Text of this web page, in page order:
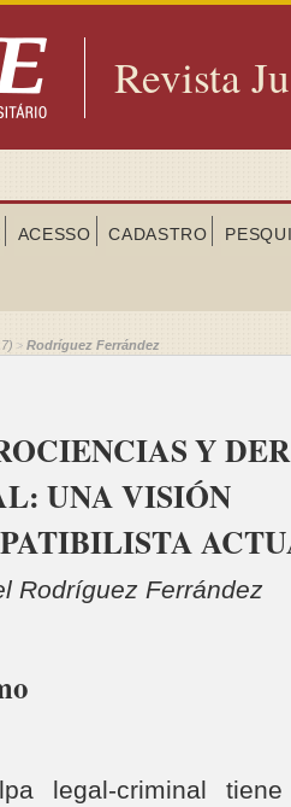
Revista
ACESSO CADASTRO
> Rodríguez Ferrández
Y
UNA VISIÓN
Rodríguez Ferrández
legal-criminal